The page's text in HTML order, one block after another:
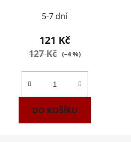
5-7 dní
121 Kč
127 Kč (–4 %)
DO KOŠÍKU